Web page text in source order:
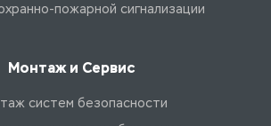
пожарной сигнализации
Монтаж и Сервис
систем безопасности